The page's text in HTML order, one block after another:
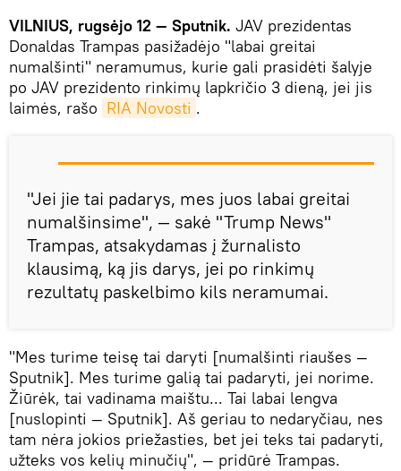
VILNIUS, rugsėjo 12 — Sputnik. JAV prezidentas
Donaldas Trampas pasižadėjo "labai greitai
numalšinti" neramumus, kurie gali prasidėti šalyje
po JAV prezidento rinkimų lapkričio 3 dieną, jei jis
laimės, rašo RIA Novosti .
"Jei jie tai padarys, mes juos labai greitai
numalšinsime", — sakė "Trump News"
Trampas, atsakydamas į žurnalisto
klausimą, ką jis darys, jei po rinkimų
rezultatų paskelbimo kils neramumai.
"Mes turime teisę tai daryti [numalšinti riaušes —
Sputnik]. Mes turime galią tai padaryti, jei norime.
Žiūrėk, tai vadinama maištu... Tai labai lengva
[nuslopinti — Sputnik]. Aš geriau to nedaryčiau, nes
tam nėra jokios priežasties, bet jei teks tai padaryti,
užteks vos kelių minučių", — pridūrė Trampas.